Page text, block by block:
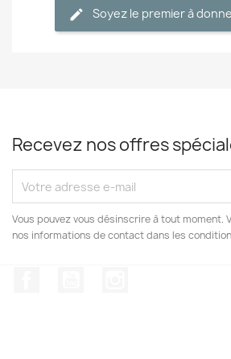
Soyez le premier à
Recevez nos offres
Vous pouvez vous désinscrire à tout moment.
nos informations de contact dans les